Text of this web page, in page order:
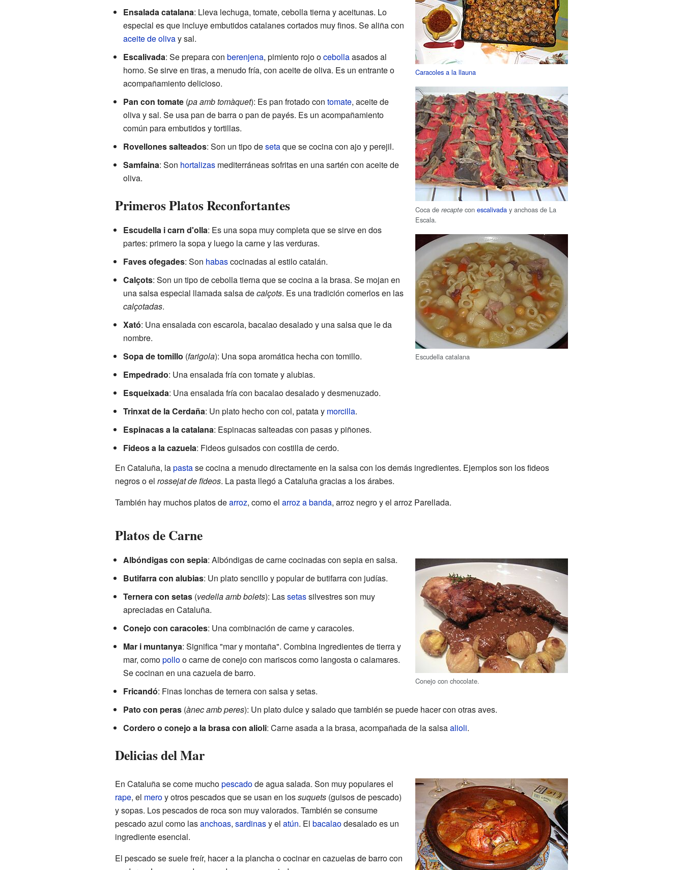
Caracoles a la llauna
Coca derecapte conescalivada y anchoas de La
Escala.
Ensalada catalana: Lleva lechuga, tomate, cebolla tierna y aceitunas. Lo
especial es que incluye embutidos catalanes cortados muy finos. Se aliña con
aceite de olivay sal.
Escalivada: Se prepara con berenjena, pimiento rojo ocebollaasados al
horno. Se sirve en tiras, a menudo fría, con aceite de oliva. Es un entrante o
acompañamiento delicioso.
Pan con tomate(pa amb tomàquet): Es pan frotado con tomate, aceite de
oliva y sal. Se usa pan de barra o pan de payés. Es un acompañamiento
común para embutidos y tortillas.
Rovellones salteados: Son un tipo desetaque se cocina con ajo y perejil.
Samfaina: Son hortalizasmediterráneas sofritas en una sartén con aceite de
oliva.
Primeros Platos Reconfortantes
Escudella catalana
Escudella i carn d'olla: Es una sopa muy completa que se sirve en dos
partes: primero la sopa y luego la carne y las verduras.
Faves ofegades: Son habascocinadas al estilo catalán.
Calçots: Son un tipo de cebolla tierna que se cocina a la brasa. Se mojan en
una salsa especial llamada salsa decalçots. Es una tradición comerlos en las
calçotadas.
Xató: Una ensalada con escarola, bacalao desalado y una salsa que le da
nombre.
Sopa de tomillo (farigola): Una sopa aromática hecha con tomillo.
Empedrado: Una ensalada fría con tomate y alubias.
Esqueixada: Una ensalada fría con bacalao desalado y desmenuzado.
Trinxat de la Cerdaña: Un plato hecho con col, patata y morcilla.
Espinacas a la catalana: Espinacas salteadas con pasas y piñones.
Fideos a la cazuela: Fideos guisados con costilla de cerdo.
En Cataluña, lapastase cocina a menudo directamente en la salsa con los demás ingredientes. Ejemplos son los fideos
negros o el rossejat de fideos. La pasta llegó a Cataluña gracias a los árabes.
También hay muchos platos dearroz, como el arroz a banda, arroz negro y el arroz Parellada.
Platos de Carne
Conejo con chocolate.
Albóndigas con sepia: Albóndigas de carne cocinadas con sepia en salsa.
Butifarra con alubias: Un plato sencillo y popular de butifarra con judías.
Ternera con setas(vedella amb bolets): Lassetassilvestres son muy
apreciadas en Cataluña.
Conejo con caracoles: Una combinación de carne y caracoles.
Mar i muntanya: Significa "mar y montaña". Combina ingredientes de tierra y
mar, comopolloo carne de conejo con mariscos como langosta o calamares.
Se cocinan en una cazuela de barro.
Fricandó: Finas lonchas de ternera con salsa y setas.
Pato con peras(ànec amb peres): Un plato dulce y salado que también se puede hacer con otras aves.
Cordero o conejo a la brasa con alioli: Carne asada a la brasa, acompañada de la salsaalioli.
Delicias del Mar
En Cataluña se come muchopescadode agua salada. Son muy populares el
rape, el meroy otros pescados que se usan en lossuquets(guisos de pescado)
y sopas. Los pescados de roca son muy valorados. También se consume
pescado azul como lasanchoas, sardinasy el atún. El bacalaodesalado es un
ingrediente esencial.
El pescado se suele freír, hacer a la plancha o cocinar en cazuelas de barro con